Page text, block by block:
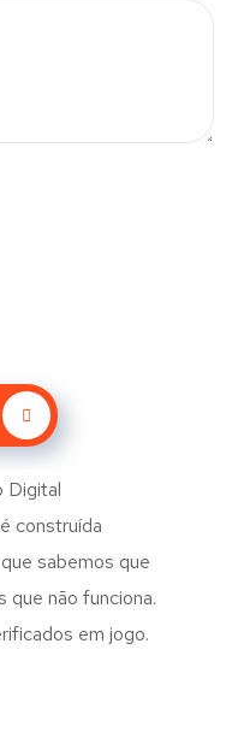
construída
sabemos que
que não funciona.
em jogo.